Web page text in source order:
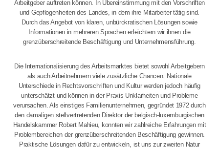
Arbeitgeber auftreten können. In Übereinstimmung mit den Vorschriften
und Gepflogenheiten des Landes, in dem ihre Mitarbeiter tätig sind.
Durch das Angebot von klaren, unbürokratischen Lösungen sowie
Informationen in mehreren Sprachen erleichtern wir ihnen die
grenzüberschreitende Beschäftigung und Unternehmensführung.
Die Internationalisierung des Arbeitsmarktes bietet sowohl Arbeitgebern
als auch Arbeitnehmern viele zusätzliche Chancen. Nationale
Unterschiede in Rechtsvorschriften und Kultur werden jedoch häufig
unterschätzt und können in der Praxis Unklarheiten und Probleme
verursachen. Als einstiges Familienunternehmen, gegründet 1972 durch
den damaligen stellvertretenden Direktor der belgisch-luxemburgischen
Handelskammer Robert Mahieu, konnten wir zahlreiche Erfahrungen mit
Problembereichen der grenzüberschreitenden Beschäftigung gewinnen.
Praktische Lösungen dafür zu entwickeln, ist uns zur zweiten Natur